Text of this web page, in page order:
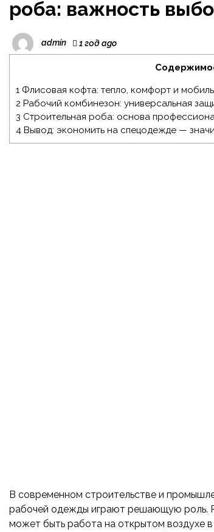
роба: важность
admin 1 год ago
1 Флисовая кофта: тепло, комфорт и
2 Рабочий комбинезон: универсальная
3 Строительная роба: основа
4 Вывод: экономить на спецодежде —
В современном строительстве и
рабочей одежды играют решающую роль.
может быть работа на открытом воздухе